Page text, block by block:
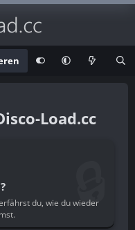
Load.cc
du, wie du wieder
🔒